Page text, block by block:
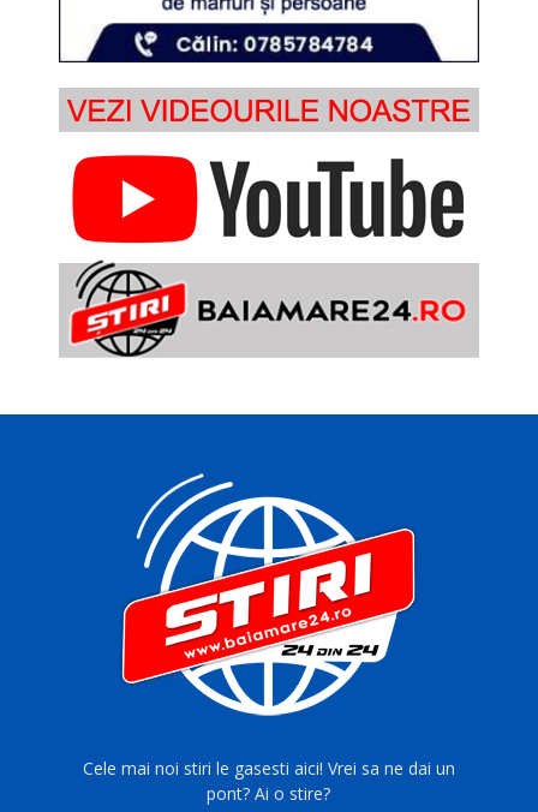
Cele mai noi stiri le gasesti aici! Vrei sa ne dai un
pont? Ai o stire?